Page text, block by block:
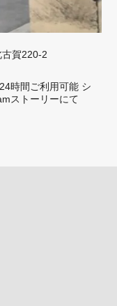
賀220-2
時間ご利用可能 シ
ストーリーにて